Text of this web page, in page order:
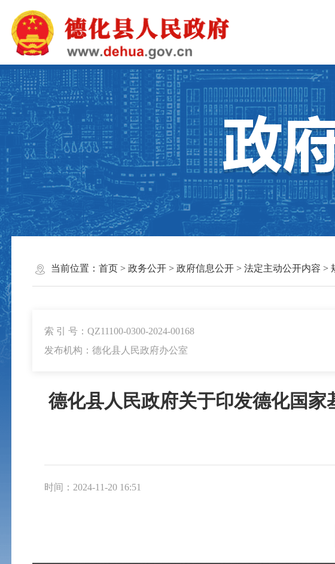
当前位置： 首页> 政务公开> 政府信息公开> 法定主动公开内容 >
索 引 号：QZ11100-0300-2024-00168
发布机构：德化县人民政府办公室
德化县人民政府关于印发德化国
时间：2024-11-20 16:51